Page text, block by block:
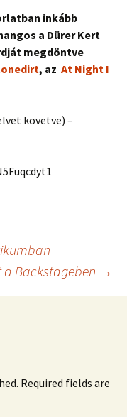
inkább
a Dürer Kert
megdöntve
, az At Night I
követve) –
a Backstageben →
Required fields are